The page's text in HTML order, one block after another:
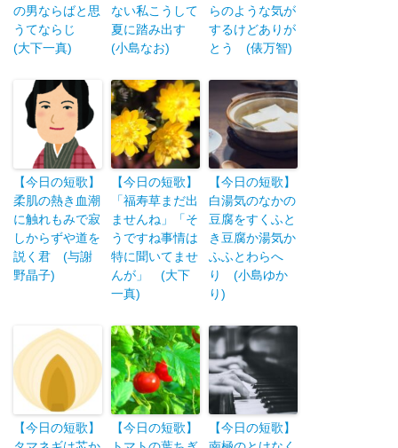
の男ならばと思
うてならじ
(大下一真)
ない私こうして
夏に踏み出す
(小島なお)
らのような気が
するけどありが
とう (俵万智)
【今日の短歌】
柔肌の熱き血潮
に触れもみで寂
しからずや道を
説く君 (与謝
野晶子)
【今日の短歌】
「福寿草まだ出
ませんね」「そ
うですね事情は
特に聞いてませ
んが」 (大下
一真)
【今日の短歌】
白湯気のなかの
豆腐をすくふと
き豆腐か湯気か
ふふとわらへ
り (小島ゆか
り)
【今日の短歌】
【今日の短歌】
【今日の短歌】